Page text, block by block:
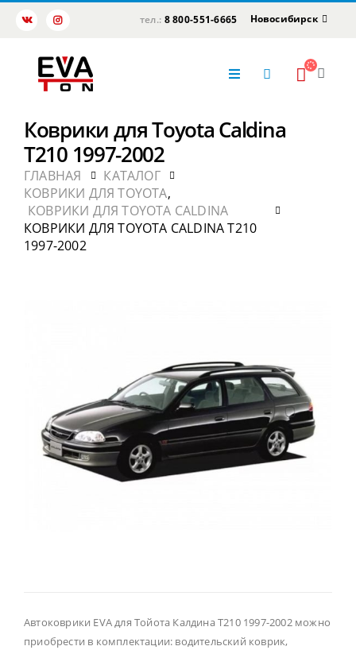
тел.: 8 800-551-6665 Новосибирск
Коврики для Toyota Caldina
T210 1997-2002
ГЛАВНАЯ
КАТАЛОГ
КОВРИКИ ДЛЯ TOYOTA,
КОВРИКИ ДЛЯ TOYOTA CALDINA
КОВРИКИ ДЛЯ TOYOTA CALDINA T210
1997-2002
Автоковрики EVA для Тойота Калдина Т210 1997-2002 можно
приобрести в комплектации: водительский коврик,